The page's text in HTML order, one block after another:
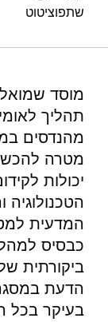
שתפוציטוט
to-israel-2
מוסד שמואל
תהליך
מהנדסים
מטרה
יכולות
המדעית
כבסיס
ביקורתית
בעיקר בכל